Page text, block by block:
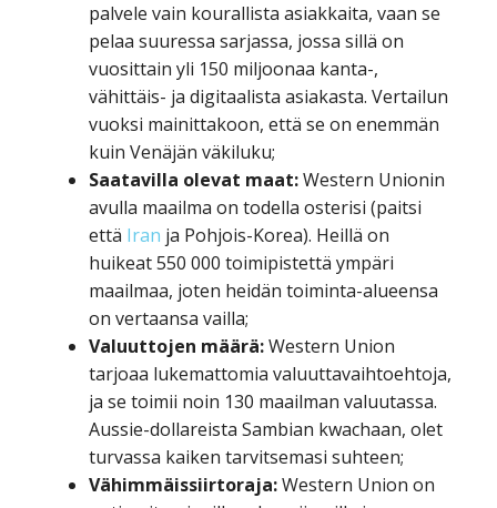
palvele vain kourallista asiakkaita, vaan se
pelaa suuressa sarjassa, jossa sillä on
vuosittain yli 150 miljoonaa kanta-,
vähittäis- ja digitaalista asiakasta. Vertailun
vuoksi mainittakoon, että se on enemmän
kuin Venäjän väkiluku;
Saatavilla olevat maat:Western Unionin
avulla maailma on todella osterisi (paitsi
että Iran ja Pohjois-Korea). Heillä on
huikeat 550 000 toimipistettä ympäri
maailmaa, joten heidän toiminta-alueensa
on vertaansa vailla;
Valuuttojen määrä:Western Union
tarjoaa lukemattomia valuuttavaihtoehtoja,
ja se toimii noin 130 maailman valuutassa.
Aussie-dollareista Sambian kwachaan, olet
turvassa kaiken tarvitsemasi suhteen;
Vähimmäissiirtoraja:Western Union on